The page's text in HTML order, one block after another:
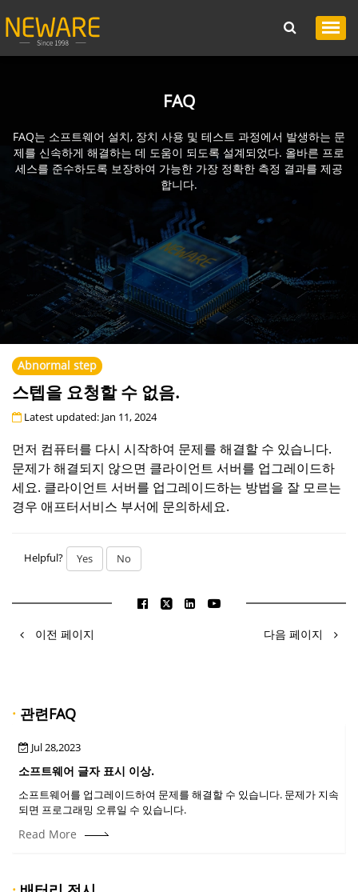
FAQ
FAQ는 소프트웨어 설치, 장치 사용 및 테스트 과정에서 발생하는 문
제를 신속하게 해결하는 데 도움이 되도록 설계되었다. 올바른 프로
세스를 준수하도록 보장하여 가능한 가장 정확한 측정 결과를 제공
합니다.
Abnormal step
스텝을 요청할 수 없음.
Latest updated: Jan 11, 2024
먼저 컴퓨터를 다시 시작하여 문제를 해결할 수 있습니다.
문제가 해결되지 않으면 클라이언트 서버를 업그레이드하
세요. 클라이언트 서버를 업그레이드하는 방법을 잘 모르는
경우 애프터서비스 부서에 문의하세요.
Helpful? Yes No
이전 페이지 다음 페이지
· 관련FAQ
Jul 28,2023
소프트웨어 글자 표시 이상.
소프트웨어를 업그레이드하여 문제를 해결할 수 있습니다. 문제가 지속
되면 프로그래밍 오류일 수 있습니다.
Read More